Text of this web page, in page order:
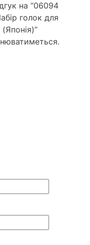
на “06094
голок для